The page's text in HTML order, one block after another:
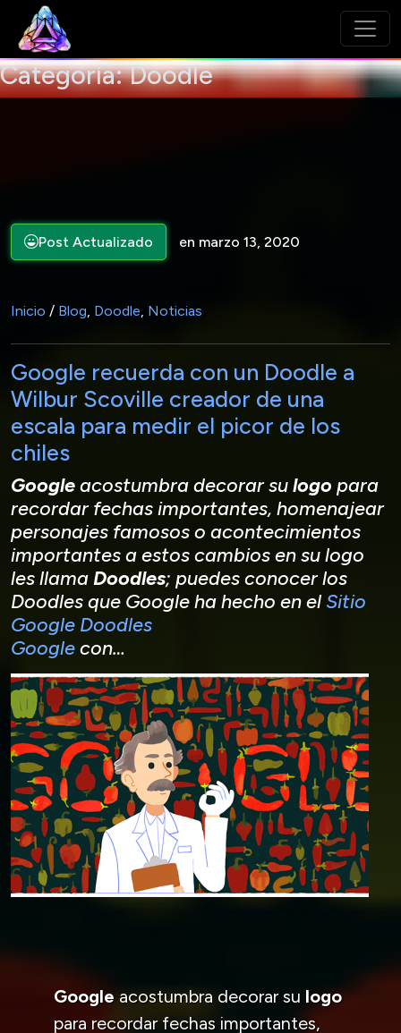
Categoría:Doodle
Post Actualizado en marzo 13, 2020
Inicio / Blog, Doodle, Noticias
Google recuerda con un Doodle a
Wilbur Scoville creador de una
escala para medir el picor de los
chiles
Googleacostumbra decorar sulogo para
recordar fechas importantes, homenajear
personajes famosos o acontecimientos
importantes a estos cambios en su logo
les llama Doodles; puedes conocer los
Doodles que Google ha hecho en elSitio
Google Doodles
Googlecon…
Google acostumbra decorar su logo
para recordar fechas importantes,